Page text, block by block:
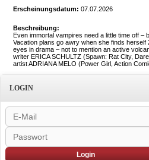
Erscheinungsdatum: 07.07.2026
Beschreibung:
Even immortal vampires need a little time off –
Vacation plans go awry when she finds
eyes in drama – not to mention an active
writer ERICA SCHULTZ (Spawn: Rat City,
artist ADRIANA MELO (Power Girl, Action
LOGIN
Login